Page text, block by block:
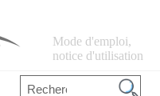
Mode d'emploi,
notice d'utilisation